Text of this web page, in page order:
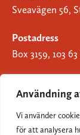
Användning
Vi använder
för att analysera
Sveavägen 56,
Postadress
Box 3159, 103